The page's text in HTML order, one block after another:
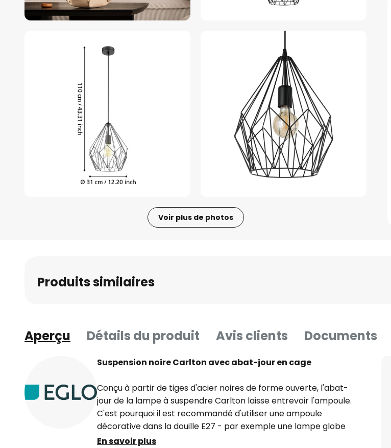
Voir plus de photos
Produits similaires
Aperçu Détails du produit Avis clients Documents
Suspension noire Carlton avec abat-jour en cage
Conçu à partir de tiges d'acier noires de forme ouverte, l'abat-
jour de la lampe à suspendre Carlton laisse entrevoir l'ampoule.
C'est pourquoi il est recommandé d'utiliser une ampoule
décorative dans la douille E27 - par exemple une lampe globe
avec un verre transparent ou doré et des LED disposées dans
En savoir plus